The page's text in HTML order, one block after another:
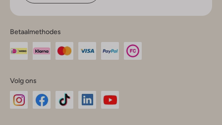
Betaalmethodes
Volg ons